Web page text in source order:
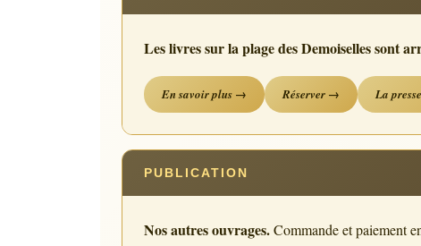
Les livres sur la plage des Demoiselles sont
En savoir plus → Réserver → La
PUBLICATION
Nos autres ouvrages.Commande et paiement